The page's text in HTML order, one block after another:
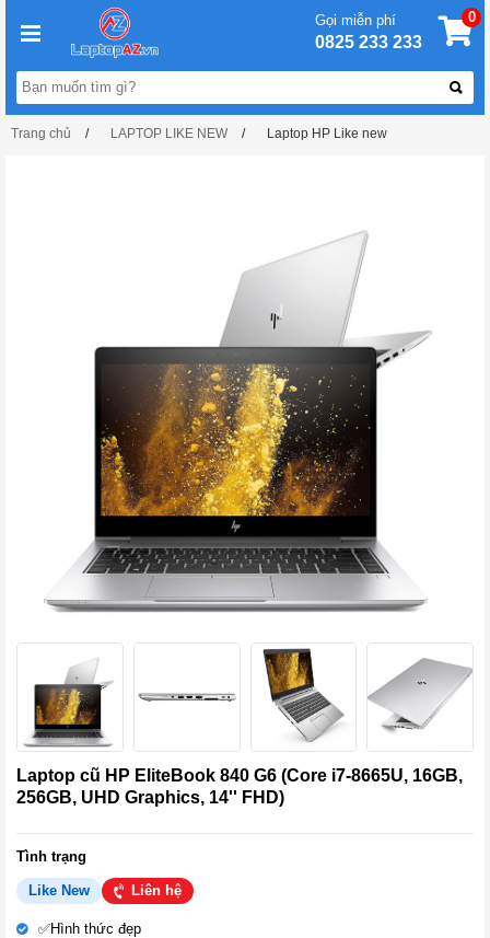
Gọi miễn phí
0825 233 233
0
Trang chủ LAPTOP LIKE NEW Laptop HP Like new
Laptop cũ HP EliteBook 840 G6 (Core i7-8665U, 16GB,
256GB, UHD Graphics, 14'' FHD)
Tình trạng
Like New Liên hệ
✅Hình thức đẹp